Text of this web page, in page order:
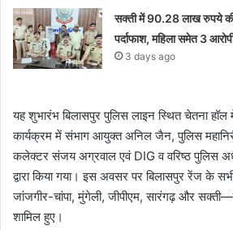
सक्ती में 90.28 लाख रुपये की
पर्दाफाश, महिला समेत 3
3 days ago
यह शुभारंभ बिलासपुर पुलिस लाइन स्थित चेतना हॉल
कार्यक्रम में संभाग आयुक्त अनिल जैन, पुलिस
कलेक्टर संजय अग्रवाल एवं DIG व वरिष्ठ पुलिस
द्वारा किया गया। इस अवसर पर बिलासपुर रेंज के
जांजगीर-चांपा, मुंगेली, जीपीएम, सारंगढ़ और
शामिल हुए।